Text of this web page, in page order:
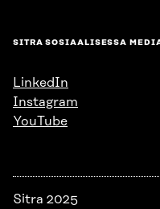
SITRA SOSIAALISESSA
LinkedIn
Instagram
YouTube
Sitra 2025